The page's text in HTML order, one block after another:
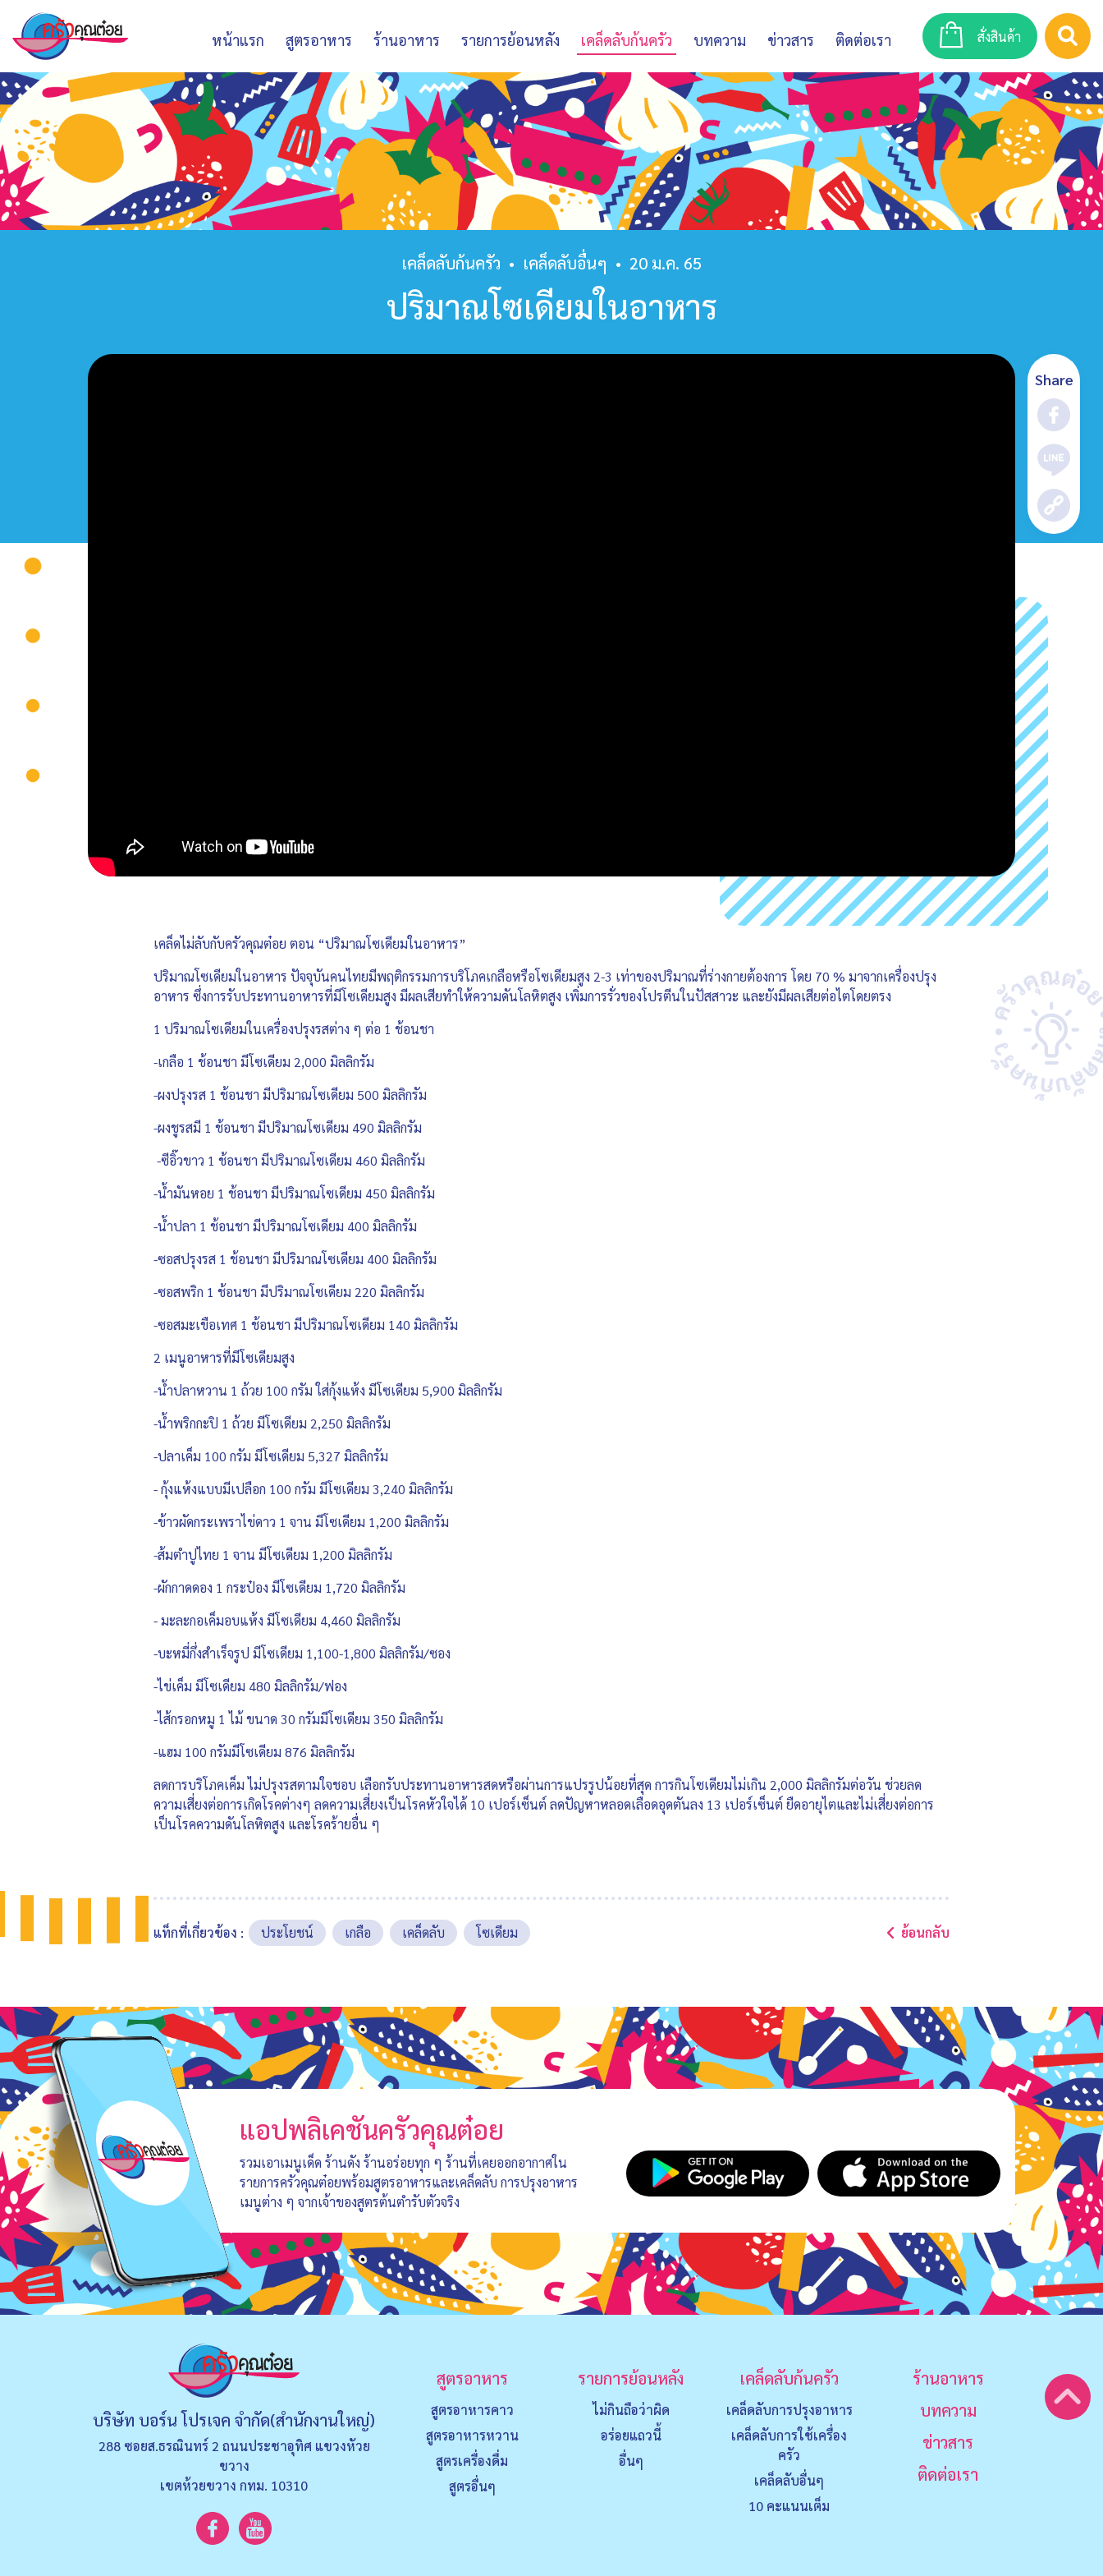
หน้าแรก สูตรอาหาร ร้านอาหาร รายการย้อนหลัง เคล็ดลับก้นครัว บทความ ข่าวสาร ติดต่อเรา สั่งสินค้า
เคล็ดลับก้นครัว • เคล็ดลับอื่นๆ • 20 ม.ค. 65
ปริมาณโซเดียมในอาหาร
Share
เคล็ดไม่ลับกับครัวคุณต๋อย ตอน “ปริมาณโซเดียมในอาหาร”
ปริมาณโซเดียมในอาหาร ปัจจุบันคนไทยมีพฤติกรรมการบริโภคเกลือหรือโซเดียมสูง 2-3 เท่าของปริมาณที่ร่างกายต้องการ โดย 70 % มาจากเครื่องปรุง
อาหาร ซึ่งการรับประทานอาหารที่มีโซเดียมสูง มีผลเสียทำให้ความดันโลหิตสูง เพิ่มการรั่วของโปรตีนในปัสสาวะ และยังมีผลเสียต่อไตโดยตรง
1 ปริมาณโซเดียมในเครื่องปรุงรสต่าง ๆ ต่อ 1 ช้อนชา
-เกลือ 1 ช้อนชา มีโซเดียม 2,000 มิลลิกรัม
-ผงปรุงรส 1 ช้อนชา มีปริมาณโซเดียม 500 มิลลิกรัม
-ผงชูรสมี 1 ช้อนชา มีปริมาณโซเดียม 490 มิลลิกรัม
-ซีอิ๊วขาว 1 ช้อนชา มีปริมาณโซเดียม 460 มิลลิกรัม
-น้ำมันหอย 1 ช้อนชา มีปริมาณโซเดียม 450 มิลลิกรัม
-น้ำปลา 1 ช้อนชา มีปริมาณโซเดียม 400 มิลลิกรัม
-ซอสปรุงรส 1 ช้อนชา มีปริมาณโซเดียม 400 มิลลิกรัม
-ซอสพริก 1 ช้อนชา มีปริมาณโซเดียม 220 มิลลิกรัม
-ซอสมะเขือเทศ 1 ช้อนชา มีปริมาณโซเดียม 140 มิลลิกรัม
2 เมนูอาหารที่มีโซเดียมสูง
-น้ำปลาหวาน 1 ถ้วย 100 กรัม ใส่กุ้งแห้ง มีโซเดียม 5,900 มิลลิกรัม
-น้ำพริกกะปิ 1 ถ้วย มีโซเดียม 2,250 มิลลิกรัม
-ปลาเค็ม 100 กรัม มีโซเดียม 5,327 มิลลิกรัม
- กุ้งแห้งแบบมีเปลือก 100 กรัม มีโซเดียม 3,240 มิลลิกรัม
-ข้าวผัดกระเพราไข่ดาว 1 จาน มีโซเดียม 1,200 มิลลิกรัม
-ส้มตำปูไทย 1 จาน มีโซเดียม 1,200 มิลลิกรัม
-ผักกาดดอง 1 กระป๋อง มีโซเดียม 1,720 มิลลิกรัม
- มะละกอเค็มอบแห้ง มีโซเดียม 4,460 มิลลิกรัม
-บะหมี่กึ่งสำเร็จรูป มีโซเดียม 1,100-1,800 มิลลิกรัม/ซอง
-ไข่เค็ม มีโซเดียม 480 มิลลิกรัม/ฟอง
-ไส้กรอกหมู 1 ไม้ ขนาด 30 กรัมมีโซเดียม 350 มิลลิกรัม
-แฮม 100 กรัมมีโซเดียม 876 มิลลิกรัม
ลดการบริโภคเค็ม ไม่ปรุงรสตามใจชอบ เลือกรับประทานอาหารสดหรือผ่านการแปรรูปน้อยที่สุด การกินโซเดียมไม่เกิน 2,000 มิลลิกรัมต่อวัน ช่วยลด
ความเสี่ยงต่อการเกิดโรคต่างๆ ลดความเสี่ยงเป็นโรคหัวใจได้ 10 เปอร์เซ็นต์ ลดปัญหาหลอดเลือดอุดตันลง 13 เปอร์เซ็นต์ ยืดอายุไตและไม่เสี่ยงต่อการ
เป็นโรคความดันโลหิตสูง และโรคร้ายอื่น ๆ
แท็กที่เกี่ยวข้อง : ประโยชน์ เกลือ เคล็ดลับ โซเดียม ย้อนกลับ
แอปพลิเคชันครัวคุณต๋อย
รวมเอาเมนูเด็ด ร้านดัง ร้านอร่อยทุก ๆ ร้านที่เคยออกอากาศใน
รายการครัวคุณต๋อยพร้อมสูตรอาหารและเคล็ดลับ การปรุงอาหาร
เมนูต่าง ๆ จากเจ้าของสูตรต้นตำรับตัวจริง
บริษัท บอร์น โปรเจค จำกัด(สำนักงานใหญ่)
288 ซอยส.ธรณินทร์ 2 ถนนประชาอุทิศ แขวงหัวย
ขวาง
เขตห้วยขวาง กทม. 10310
สูตรอาหาร
สูตรอาหารคาว
สูตรอาหารหวาน
สูตรเครื่องดื่ม
สูตรอื่นๆ
รายการย้อนหลัง
ไม่กินถือว่าผิด
อร่อยแถวนี้
อื่นๆ
เคล็ดลับก้นครัว
เคล็ดลับการปรุงอาหาร
เคล็ดลับการใช้เครื่อง
ครัว
เคล็ดลับอื่นๆ
10 คะแนนเต็ม
ร้านอาหาร
บทความ
ข่าวสาร
ติดต่อเรา